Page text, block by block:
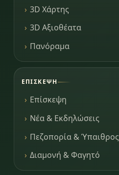
3D Χάρτης
3D Αξιοθέατα
Πανόραμα
ΕΠΊΣΚΕΨΗ
Επίσκεψη
Νέα & Εκδηλώσεις
Πεζοπορία & Ύπαιθρος
Διαμονή & Φαγητό